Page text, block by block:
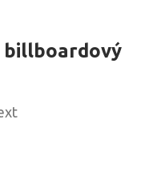
billboardový